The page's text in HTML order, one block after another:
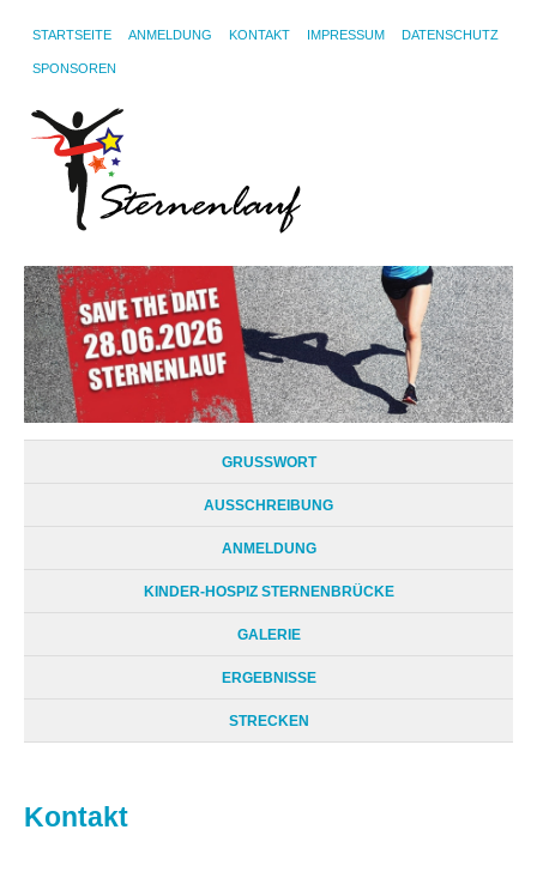
STARTSEITE ANMELDUNG KONTAKT IMPRESSUM DATENSCHUTZ
SPONSOREN
GRUSSWORT
AUSSCHREIBUNG
ANMELDUNG
KINDER-HOSPIZ STERNENBRÜCKE
GALERIE
ERGEBNISSE
STRECKEN
Kontakt